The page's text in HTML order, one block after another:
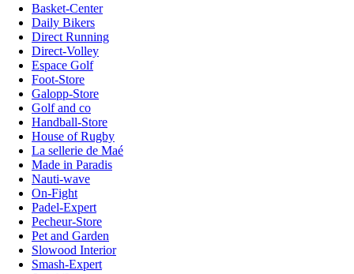
Basket-Center
Daily Bikers
Direct Running
Direct-Volley
Espace Golf
Foot-Store
Galopp-Store
Golf and co
Handball-Store
House of Rugby
La sellerie de Maé
Made in Paradis
Nauti-wave
On-Fight
Padel-Expert
Pecheur-Store
Pet and Garden
Slowood Interior
Smash-Expert